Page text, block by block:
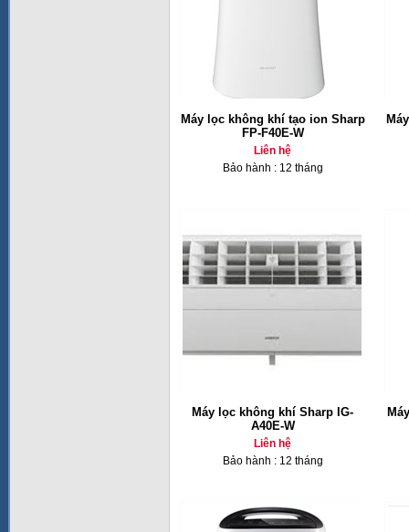
Máy lọc không khí tạo ion Sharp
FP-F40E-W
Liên hệ
Bảo hành : 12 tháng
Máy lọc không khí Sharp IG-
A40E-W
Liên hệ
Bảo hành : 12 tháng